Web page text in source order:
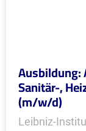
Ausbildung:
Sanitär-,
(m/w/d)
Leibniz-